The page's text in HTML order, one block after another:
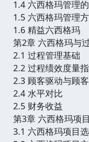
1.4 六西格玛管理
1.5 六西格玛管理
1.6 精益六西格玛
第2章 六西格玛与
2.1 过程管理基础
2.2 过程绩效度量
2.3 顾客驱动与顾
2.4 水平对比
2.5 财务收益
第3章 六西格玛项
3.1 六西格玛项目